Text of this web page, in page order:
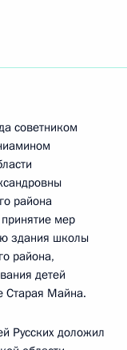
советником
района
мер
здания школы
района,
детей
Старая Майна.
Русских доложил